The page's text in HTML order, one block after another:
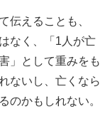
伝えることも、
なく、「1人が亡
」として重みをも
ないし、亡くなら
のかもしれない。